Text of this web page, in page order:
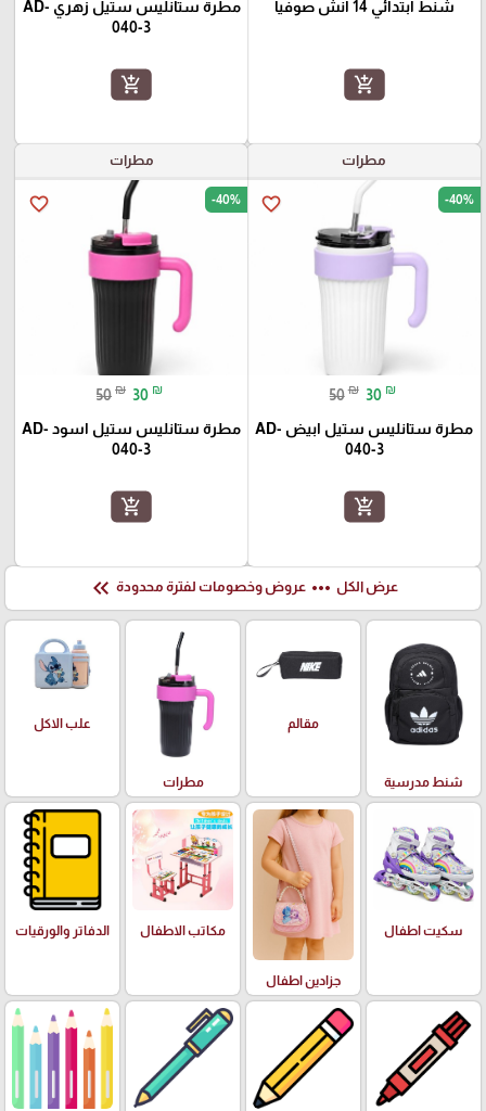
شنط ابتدائي 14 انش صوفيا
add_shopping_cart
مطرة ستانليس ستيل زهري AD-
040-3
add_shopping_cart
مطرات
favorite_border -40%
50 ₪ 30 ₪
مطرة ستانليس ستيل ابيض AD-
040-3
add_shopping_cart
مطرات
favorite_border -40%
50 ₪ 30 ₪
مطرة ستانليس ستيل اسود AD-
040-3
add_shopping_cart
عرض الكل more_horiz عروض وخصومات لفترة محدودة keyboard_double_arrow_left
شنط مدرسية
مقالم
مطرات
علب الاكل
سكيت اطفال
جزادين اطفال
مكاتب الاطفال الدفاتر والورقيات